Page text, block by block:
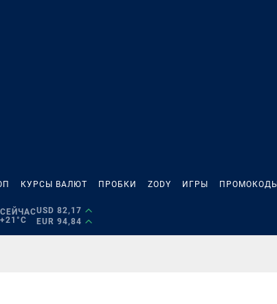
КУРСЫ ВАЛЮТ ПРОБКИ ZODY ИГРЫ ПРОМОКОДЫ
СЕЙЧАС
+21°C
USD 82,17
EUR 94,84